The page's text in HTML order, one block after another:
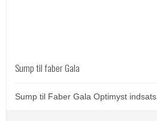
Sump til faber Gala
Sump til Faber Gala Optimyst indsats